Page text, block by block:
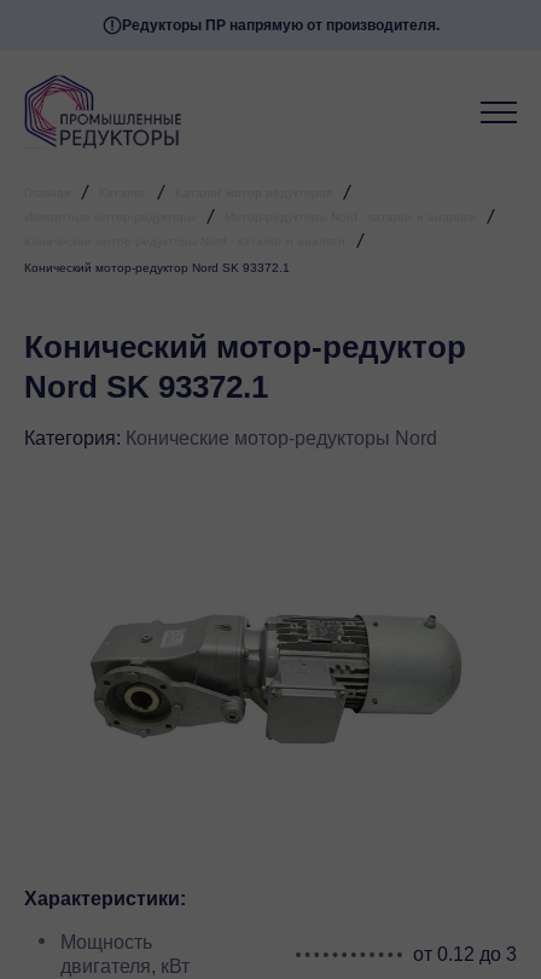
Редукторы ПР напрямую от производителя.
/ / /
/ /
/
Конический мотор-редуктор Nord SK 93372.1
Конический мотор-редуктор
Nord SK 93372.1
Категория: Конические мотор-редукторы Nord
Характеристики:
Мощность
двигателя, кВт
от 0.12 до 3